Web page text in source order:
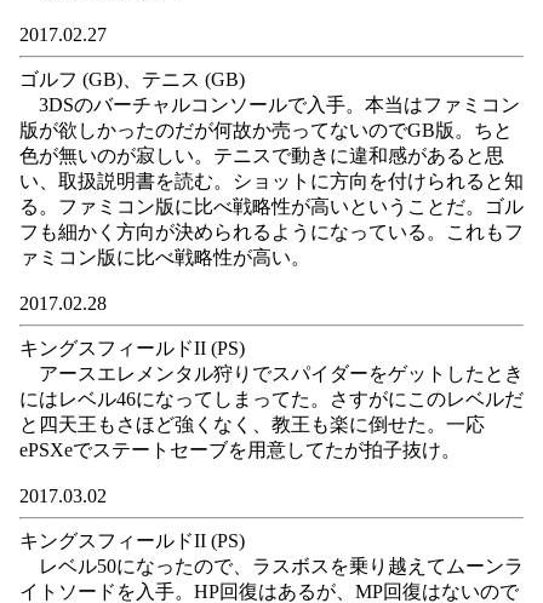
2017.02.27
ゴルフ (GB)、テニス (GB)
3DSのバーチャルコンソールで入手。本当はファミコン
版が欲しかったのだが何故か売ってないのでGB版。ちと
色が無いのが寂しい。テニスで動きに違和感があると思
い、取扱説明書を読む。ショットに方向を付けられると知
る。ファミコン版に比べ戦略性が高いということだ。ゴル
フも細かく方向が決められるようになっている。これもフ
ァミコン版に比べ戦略性が高い。
2017.02.28
キングスフィールドII (PS)
アースエレメンタル狩りでスパイダーをゲットしたとき
にはレベル46になってしまってた。さすがにこのレベルだ
と四天王もさほど強くなく、教王も楽に倒せた。一応
ePSXeでステートセーブを用意してたが拍子抜け。
2017.03.02
キングスフィールドII (PS)
レベル50になったので、ラスボスを乗り越えてムーンラ
イトソードを入手。HP回復はあるが、MP回復はないので